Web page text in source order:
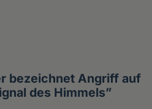
bezeichnet Angriff auf
des Himmels”